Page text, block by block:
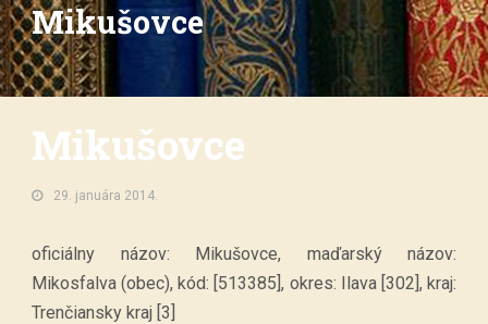
Mikušovce
Mikušovce
29. januára 2014.
oficiálny názov: Mikušovce, maďarský názov:
Mikosfalva (obec), kód: [513385], okres: Ilava [302], kraj:
Trenčiansky kraj [3]